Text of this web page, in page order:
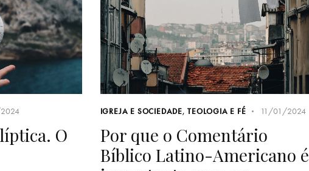
O
IGREJA E SOCIEDADE,TEOLOGIA E FÉ 11/01/2024
Por que o Comentário
Bíblico Latino-Americano é